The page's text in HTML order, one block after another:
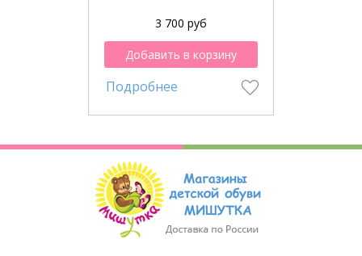
3 700 руб
Добавить в корзину
Подробнее